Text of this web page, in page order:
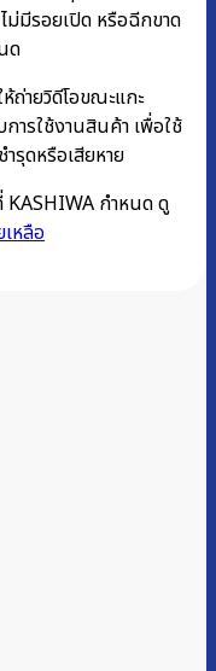
มีรอยเปิด หรือฉีกขาด
ด
ถ่ายวิดีโอขณะแกะ
รใช้งานสินค้า เพื่อใช้
รุดหรือเสียหาย
KASHIWA กำหนด ดู
หลือ